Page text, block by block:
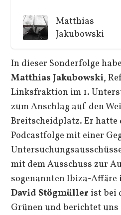
Matthias
Jakubowski
In dieser Sonderfolge
Matthias Jakubowski,
Linksfraktion im 1.
zum Anschlag auf den
Breitscheidplatz. Er hatte
Podcastfolge mit einer
mit dem Ausschuss zur
sogenannten Ibiza-Affäre
David Stögmüller ist bei
Grünen und berichtet